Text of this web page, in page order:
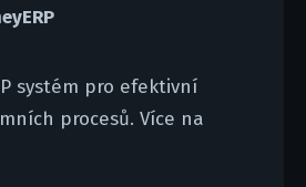
systém pro efektivní
procesů. Více na